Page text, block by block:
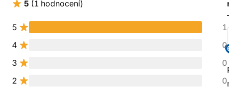
5 (1 hodnocení)
5
1
4
0
3
0
2
0